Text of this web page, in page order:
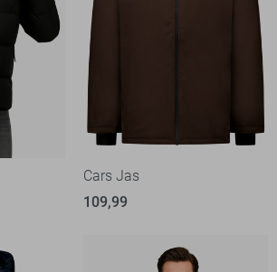
Cars Jas
109,99